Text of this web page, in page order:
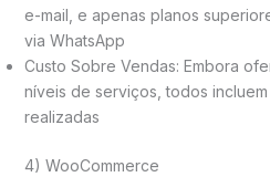
e-mail, e apenas planos
via WhatsApp​​
Custo Sobre Vendas: Embora
níveis de serviços, todos
realizadas
4) WooCommerce